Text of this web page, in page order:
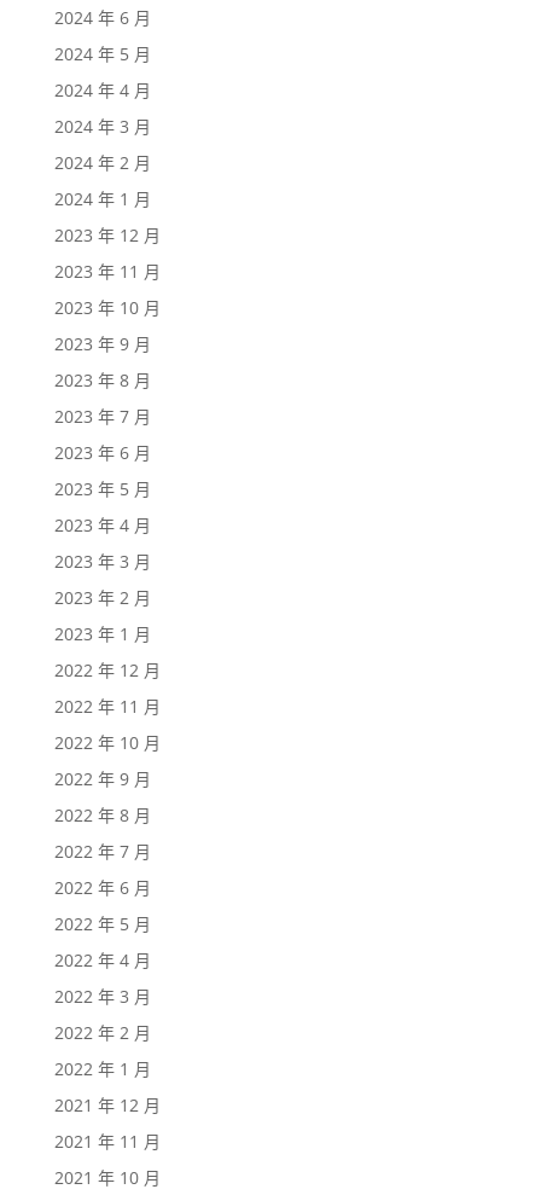
2024 年 6 月
2024 年 5 月
2024 年 4 月
2024 年 3 月
2024 年 2 月
2024 年 1 月
2023 年 12 月
2023 年 11 月
2023 年 10 月
2023 年 9 月
2023 年 8 月
2023 年 7 月
2023 年 6 月
2023 年 5 月
2023 年 4 月
2023 年 3 月
2023 年 2 月
2023 年 1 月
2022 年 12 月
2022 年 11 月
2022 年 10 月
2022 年 9 月
2022 年 8 月
2022 年 7 月
2022 年 6 月
2022 年 5 月
2022 年 4 月
2022 年 3 月
2022 年 2 月
2022 年 1 月
2021 年 12 月
2021 年 11 月
2021 年 10 月